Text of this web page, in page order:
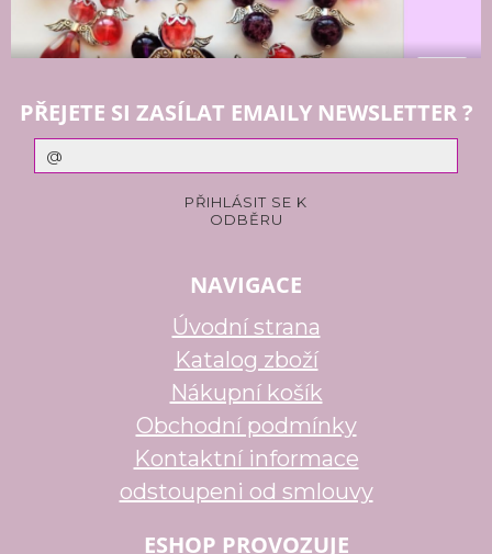
PŘEJETE SI ZASÍLAT EMAILY NEWSLETTER ?
NAVIGACE
Úvodní strana
Katalog zboží
Nákupní košík
Obchodní podmínky
Kontaktní informace
odstoupeni od smlouvy
ESHOP PROVOZUJE